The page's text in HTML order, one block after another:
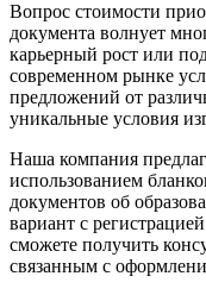
Вопрос стоимости
документа волнует
карьерный рост или
современном рынке
предложений от
уникальные условия
Наша компания
использованием
документов об
вариант с
сможете получить
связанным с